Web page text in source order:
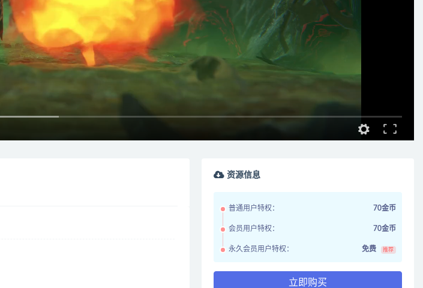
资源信息
普通用户特权： 70金币
会员用户特权： 70金币
永久会员用户特权： 免费 推荐
立即购买